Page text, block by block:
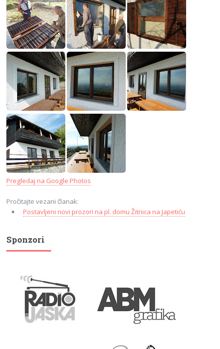
Pregledaj na Google Photos
Pročitajte vezani članak:
Postavljeni novi prozori na pl. domu Žitnica na Japetiću
Sponzori